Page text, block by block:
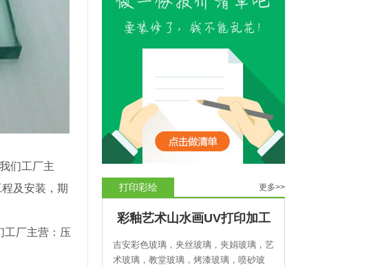
们工厂主
及安装，期
工厂主营：压
打印彩绘 更多>>
彩釉艺术山水画UV打印加工
吉安彩色玻璃，夹丝玻璃，夹娟玻璃，艺
术玻璃，教堂玻璃，烤漆玻璃，喷砂玻